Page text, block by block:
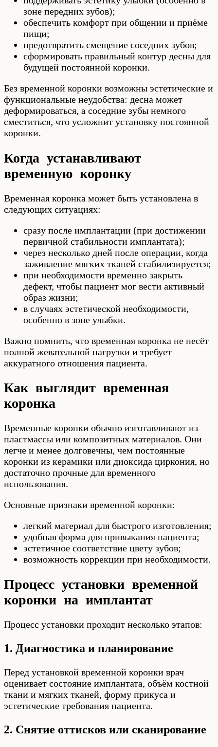
зоне передних зубов);
обеспечить комфорт при общении и приёме
пищи;
предотвратить смещение соседних зубов;
сформировать правильный контур десны для
будущей постоянной коронки.
Без временной коронки возможны эстетические и
функциональные неудобства: десна может
деформироваться, а соседние зубы немного
сместиться, что усложнит установку постоянной
коронки.
Когда устанавливают
временную коронку
Временная коронка может быть установлена в
следующих ситуациях:
сразу после имплантации (при достижении
первичной стабильности имплантата);
через несколько дней после операции, когда
заживление мягких тканей стабилизируется;
при необходимости временно закрыть
дефект, чтобы пациент мог вести активный
образ жизни;
в случаях эстетической необходимости,
особенно в зоне улыбки.
Важно помнить, что временная коронка не несёт
полной жевательной нагрузки и требует
аккуратного отношения пациента.
Как выглядит временная
коронка
Временные коронки обычно изготавливают из
пластмассы или композитных материалов. Они
легче и менее долговечны, чем постоянные
коронки из керамики или диоксида циркония, но
достаточно прочные для временного
использования.
Основные признаки временной коронки:
легкий материал для быстрого изготовления;
удобная форма для привыкания пациента;
эстетичное соответствие цвету зубов;
возможность коррекции при необходимости.
Процесс установки временной
коронки на имплантат
Процесс установки проходит несколько этапов:
1. Диагностика и планирование
Перед установкой временной коронки врач
оценивает состояние имплантата, объём костной
ткани и мягких тканей, форму прикуса и
эстетические требования пациента.
2. Снятие оттисков или сканирование